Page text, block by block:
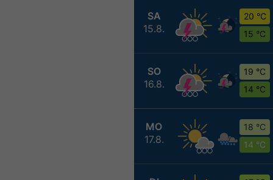
SA
15.8.
20 °C
15 °C
SO
16.8.
19 °C
14 °C
MO
17.8.
18 °C
14 °C